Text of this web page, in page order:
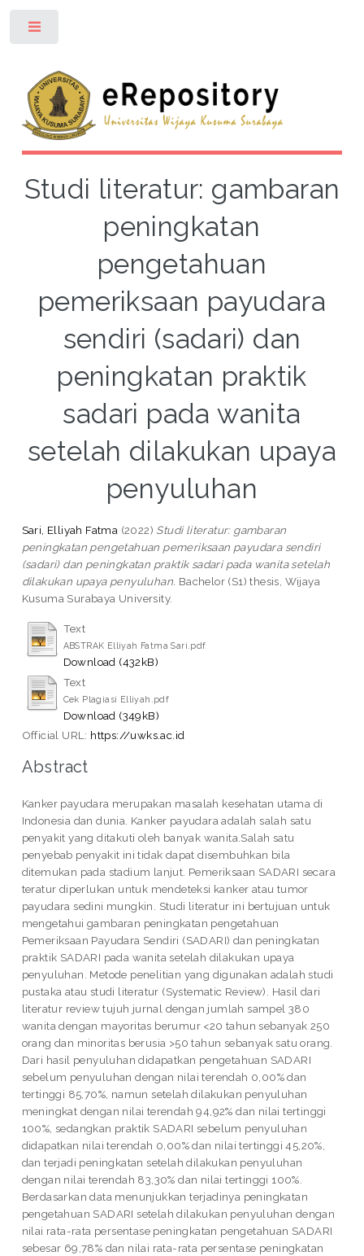
Studi literatur: gambaran
peningkatan
pengetahuan
pemeriksaan payudara
sendiri (sadari) dan
peningkatan praktik
sadari pada wanita
setelah dilakukan upaya
penyuluhan
Sari, Elliyah Fatma (2022) Studi literatur: gambaran
peningkatan pengetahuan pemeriksaan payudara sendiri
(sadari) dan peningkatan praktik sadari pada wanita setelah
dilakukan upaya penyuluhan. Bachelor (S1) thesis, Wijaya
Kusuma Surabaya University.
Text
ABSTRAK Elliyah Fatma Sari.pdf
Download (432kB)
Text
Cek Plagiasi Elliyah.pdf
Download (349kB)
Official URL: https://uwks.ac.id
Abstract
Kanker payudara merupakan masalah kesehatan utama di
Indonesia dan dunia. Kanker payudara adalah salah satu
penyakit yang ditakuti oleh banyak wanita.Salah satu
penyebab penyakit ini tidak dapat disembuhkan bila
ditemukan pada stadium lanjut. Pemeriksaan SADARI secara
teratur diperlukan untuk mendeteksi kanker atau tumor
payudara sedini mungkin. Studi literatur ini bertujuan untuk
mengetahui gambaran peningkatan pengetahuan
Pemeriksaan Payudara Sendiri (SADARI) dan peningkatan
praktik SADARI pada wanita setelah dilakukan upaya
penyuluhan. Metode penelitian yang digunakan adalah studi
pustaka atau studi literatur (Systematic Review). Hasil dari
literatur review tujuh jurnal dengan jumlah sampel 380
wanita dengan mayoritas berumur <20 tahun sebanyak 250
orang dan minoritas berusia >50 tahun sebanyak satu orang.
Dari hasil penyuluhan didapatkan pengetahuan SADARI
sebelum penyuluhan dengan nilai terendah 0,00% dan
tertinggi 85,70%, namun setelah dilakukan penyuluhan
meningkat dengan nilai terendah 94,92% dan nilai tertinggi
100%, sedangkan praktik SADARI sebelum penyuluhan
didapatkan nilai terendah 0,00% dan nilai tertinggi 45,20%,
dan terjadi peningkatan setelah dilakukan penyuluhan
dengan nilai terendah 83,30% dan nilai tertinggi 100%.
Berdasarkan data menunjukkan terjadinya peningkatan
pengetahuan SADARI setelah dilakukan penyuluhan dengan
nilai rata-rata persentase peningkatan pengetahuan SADARI
sebesar 69,78% dan nilai rata-rata persentase peningkatan